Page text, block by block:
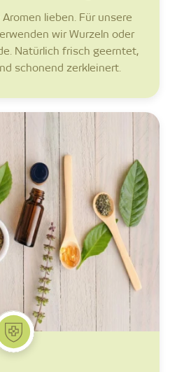
lieben. Für unsere
wir Wurzeln oder
Natürlich frisch geerntet,
schonend zerkleinert.